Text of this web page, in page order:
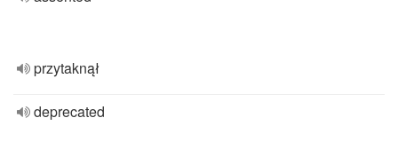
przytaknął
deprecated